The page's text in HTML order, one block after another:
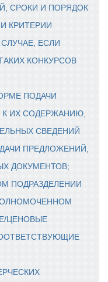
СРОКИ И ПОРЯДОК
КРИТЕРИИ
ЕСЛИ
КОНКУРСОВ
ПОДАЧИ
ИХ СОДЕРЖАНИЮ,
СВЕДЕНИЙ
ПРЕДЛОЖЕНИЙ,
ДОКУМЕНТОВ;
ПОДРАЗДЕЛЕНИИ
ЦЕНОВЫЕ